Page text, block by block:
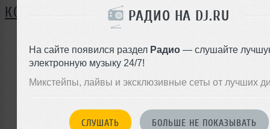
РАДИО НА DJ.RU
На сайте появился раздел Радио — слушайте
электронную музыку 24/7!
Микстейпы, лайвы и эксклюзивные сеты от лучших
СЛУШАТЬ БОЛЬШЕ НЕ ПОКАЗЫВАТЬ
КОММЕНТАРИИ
ЗАРЕГИСТРИРУЙТЕСЬ
Или